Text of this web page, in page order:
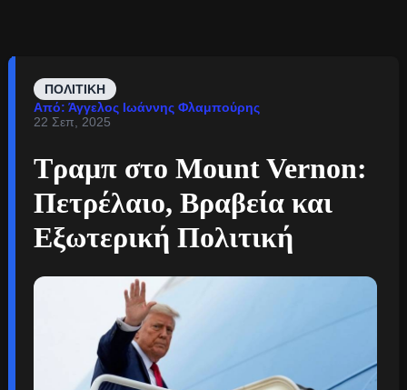
ΠΟΛΙΤΙΚΉ
Από: Άγγελος Ιωάννης Φλαμπούρης
22 Σεπ, 2025
Τραμπ στο Mount Vernon:
Πετρέλαιο, Βραβεία και
Εξωτερική Πολιτική